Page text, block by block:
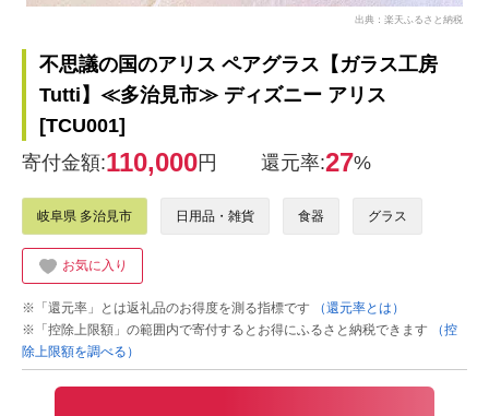
出典：楽天ふるさと納税
不思議の国のアリス ペアグラス【ガラス工房
Tutti】≪多治見市≫ ディズニー アリス
[TCU001]
寄付金額:110,000円 還元率:27%
岐阜県 多治見市 日用品・雑貨 食器 グラス
お気に入り
※「還元率」とは返礼品のお得度を測る指標です
（還元率とは）
※「控除上限額」の範囲内で寄付するとお得にふるさと納税できます
（控
除上限額を調べる）